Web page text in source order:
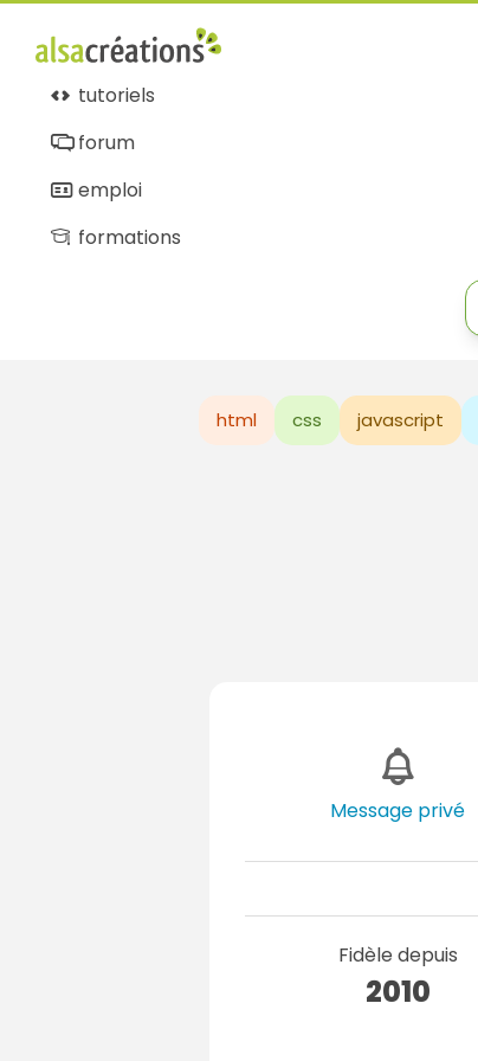
tutoriels
forum
emploi
formations
html css javascript
Message privé
Fidèle depuis
2010